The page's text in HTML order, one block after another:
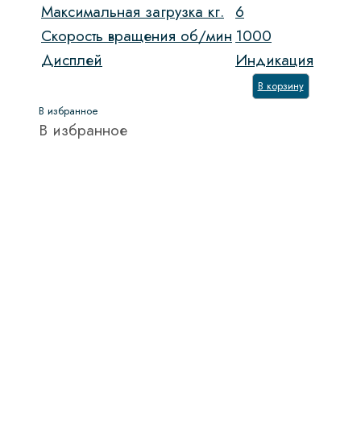
Максимальная загрузка кг. 6
Скорость вращения об/мин1000
Дисплей
Индикация
В корзину
В избранное
В избранное